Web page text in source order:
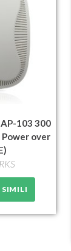
103 300
over
SIMILI